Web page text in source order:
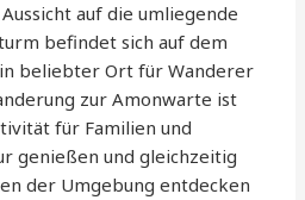
auf die umliegende
befindet sich auf dem
beliebter Ort für Wanderer
zur Amonwarte ist
für Familien und
genießen und gleichzeitig
der Umgebung entdecken